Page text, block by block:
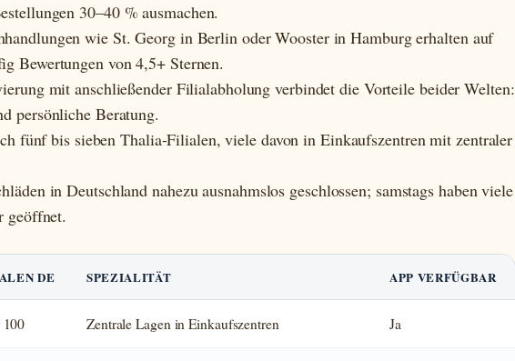
30–40 % ausmachen.
wie St. Georg in Berlin oder Wooster in Hamburg erhalten auf
Bewertungen von 4,5+ Sternen.
mit anschließender Filialabholung verbindet die Vorteile beider Welten:
persönliche Beratung.
fünf bis sieben Thalia-Filialen, viele davon in Einkaufszentren mit zentraler
in Deutschland nahezu ausnahmslos geschlossen; samstags haben viele
geöffnet.
DE SPEZIALITÄT APP VERFÜGBAR
Zentrale Lagen in Einkaufszentren Ja